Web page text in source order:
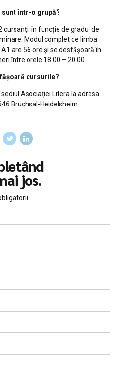
sunt într-o grupă?
cursanți, în funcție de gradul de
Modul complet de limba
are 56 ore și se desfășoară în
între orele 18.00 – 20.00.
cursurile?
Asociației Litera la adresa
Bruchsal-Heidelsheim.
jos.